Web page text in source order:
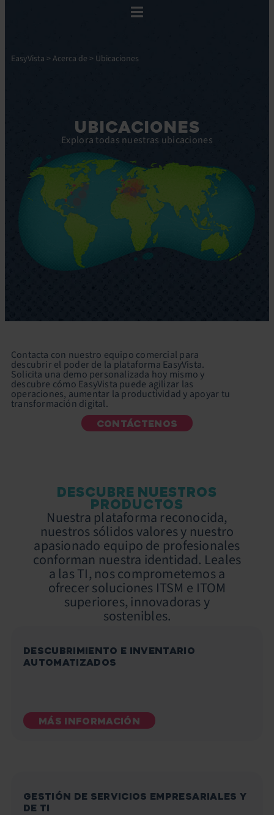
EasyVista > Acerca de > Ubicaciones
UBICACIONES
Explora todas nuestras ubicaciones
Contacta con nuestro equipo comercial para
descubrir el poder de la plataforma EasyVista.
Solicita una demo personalizada hoy mismo y
descubre cómo EasyVista puede agilizar las
operaciones, aumentar la productividad y apoyar tu
transformación digital.
CONTÁCTENOS
DESCUBRE NUESTROS
PRODUCTOS
Nuestra plataforma reconocida,
nuestros sólidos valores y nuestro
apasionado equipo de profesionales
conforman nuestra identidad. Leales
a las TI, nos comprometemos a
ofrecer soluciones ITSM e ITOM
superiores, innovadoras y
sostenibles.
DESCUBRIMIENTO E INVENTARIO
AUTOMATIZADOS
MÁS INFORMACIÓN
GESTIÓN DE SERVICIOS EMPRESARIALES Y
DE TI